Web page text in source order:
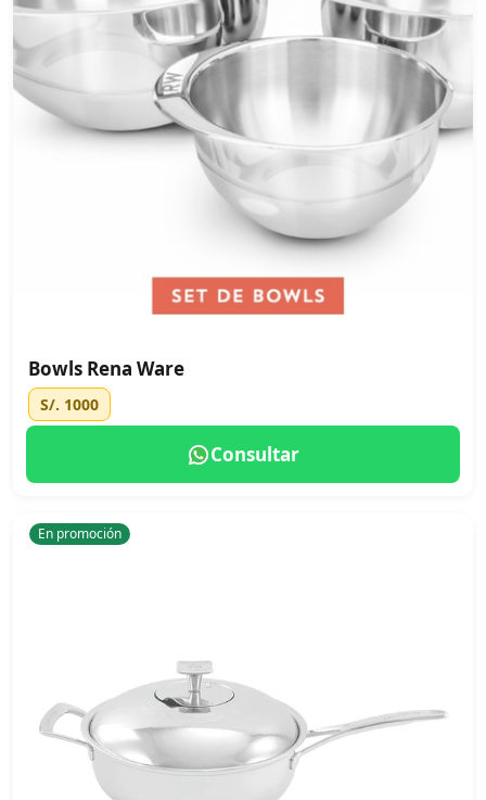
Bowls Rena Ware
S/. 1000
Consultar
En promoción